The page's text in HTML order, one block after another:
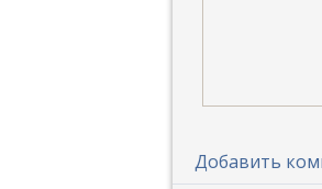
Добавить